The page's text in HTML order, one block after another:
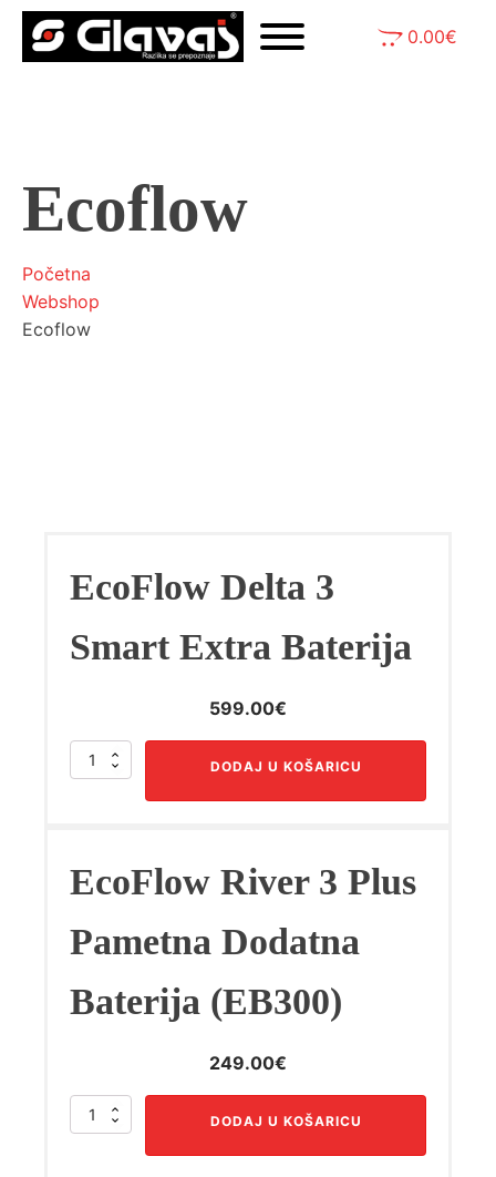
0.00€
Ecoflow
Početna
Webshop
Ecoflow
EcoFlow Delta 3
Smart Extra Baterija
599.00€
EcoFlow
Delta
količina
DODAJ U KOŠARICU
EcoFlow River 3 Plus
Pametna Dodatna
Baterija (EB300)
249.00€
EcoFlow
River
DODAJ U KOŠARICU